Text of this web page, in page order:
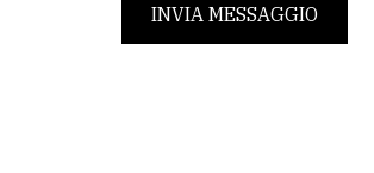
INVIA MESSAGGIO